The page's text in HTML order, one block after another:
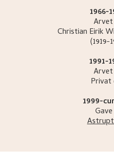
1966-
Christian Eirik
(1919-
1991-
Privat
1999-